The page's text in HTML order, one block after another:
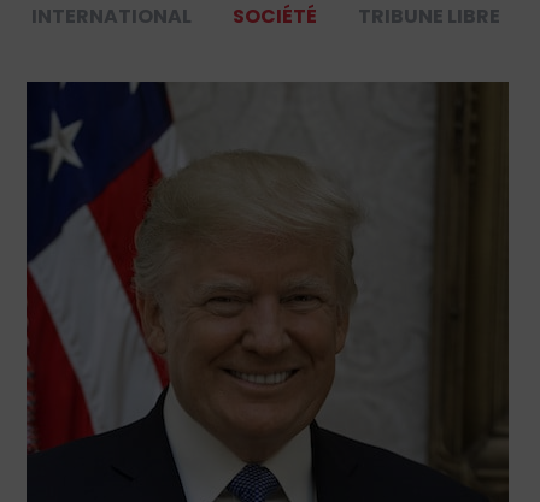
INTERNATIONAL
SOCIÉTÉ TRIBUNE LIBRE